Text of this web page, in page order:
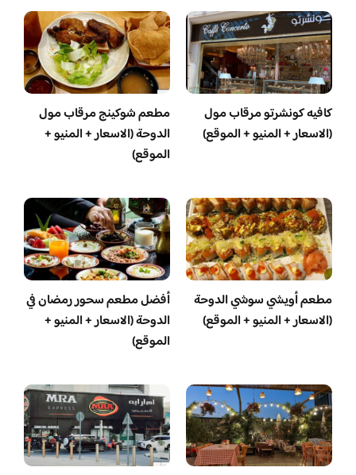
كافيه كونشرتو مرقاب مول
(الاسعار + المنيو + الموقع)
مطعم شوكينج مرقاب مول
الدوحة (الاسعار + المنيو +
الموقع)
مطعم أويشي سوشي الدوحة
(الاسعار + المنيو + الموقع)
أفضل مطعم سحور رمضان في
الدوحة (الاسعار + المنيو +
الموقع)